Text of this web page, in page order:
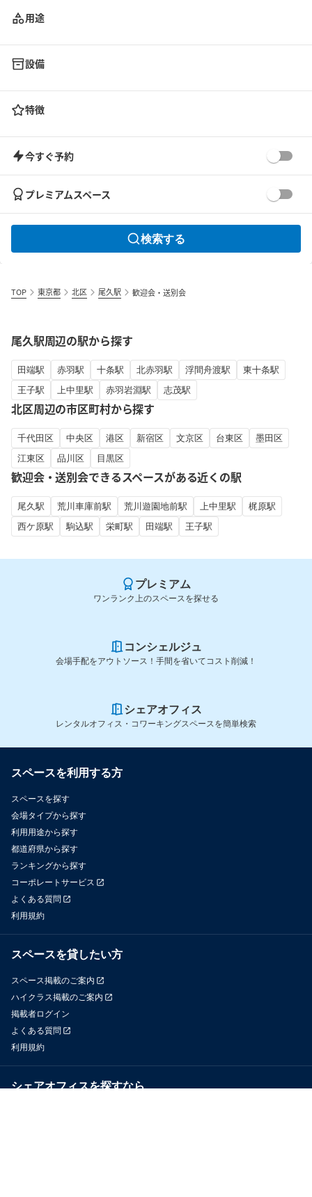
用途
設備
特徴
今すぐ予約
プレミアムスペース
検索する
TOP 東京都 北区 尾久駅 歓迎会・送別会
尾久駅周辺の駅から探す
田端駅 赤羽駅 十条駅 北赤羽駅 浮間舟渡駅
東十条駅
王子駅
上中里駅 赤羽岩淵駅 志茂駅
北区周辺の市区町村から探す
千代田区 中央区 港区 新宿区 文京区 台東区
墨田区
江東区
品川区 目黒区
歓迎会・送別会できるスペースがある近くの駅
尾久駅 荒川車庫前駅 荒川遊園地前駅 上中里駅
梶原駅
西ケ原駅
駒込駅 栄町駅 田端駅 王子駅
プレミアム
ワンランク上のスペースを探せる
コンシェルジュ
会場手配をアウトソース！手間を省いてコスト削減！
シェアオフィス
レンタルオフィス・コワーキングスペースを簡単検索
スペースを利用する方
スペースを探す
会場タイプから探す
利用用途から探す
都道府県から探す
ランキングから探す
コーポレートサービス
よくある質問
利用規約
スペースを貸したい方
スペース掲載のご案内
ハイクラス掲載のご案内
掲載者ログイン
よくある質問
利用規約
シェアオフィスを探すなら